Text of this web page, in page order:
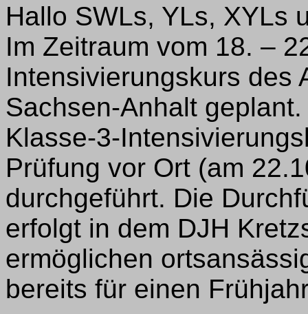
Hallo SWLs, YLs, XYLs
Im Zeitraum vom 18. –
Intensivierungskurs des
Sachsen-Anhalt
Klasse-3-
Prüfung vor Ort (am
durchgeführt. Die
erfolgt in dem DJH
ermöglichen
bereits für einen